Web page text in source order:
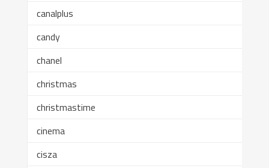
canalplus
candy
chanel
christmas
christmastime
cinema
cisza